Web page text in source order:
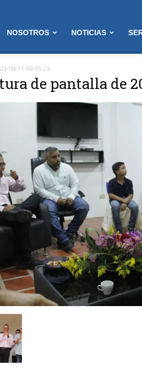
NOSOTROS NOTICIAS
09-11 09-55-23
de pantalla de